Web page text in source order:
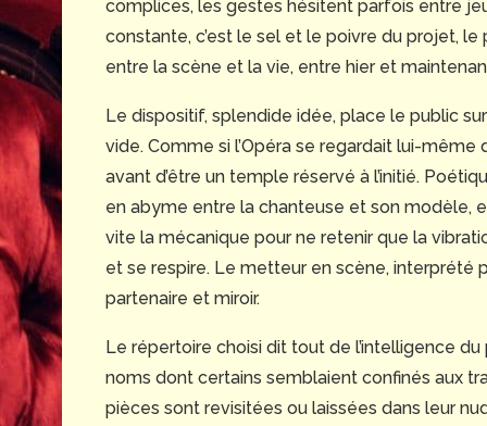
complices, les gestes hésitent parfois entre
constante, c’est le sel et le poivre du projet, le
entre la scène et la vie, entre hier et
Le dispositif, splendide idée, place le public
vide. Comme si l’Opéra se regardait lui-même
avant d’être un temple réservé à l’initié.
en abyme entre la chanteuse et son modèle,
vite la mécanique pour ne retenir que la
et se respire. Le metteur en scène, interprété
partenaire et miroir.
Le répertoire choisi dit tout de l’intelligence
noms dont certains semblaient confinés aux
pièces sont revisitées ou laissées dans leur